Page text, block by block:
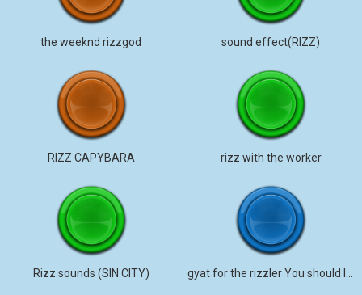
the weeknd rizzgod sound effect(RIZZ)
RIZZ CAPYBARA rizz with the worker
Rizz sounds (SIN CITY)